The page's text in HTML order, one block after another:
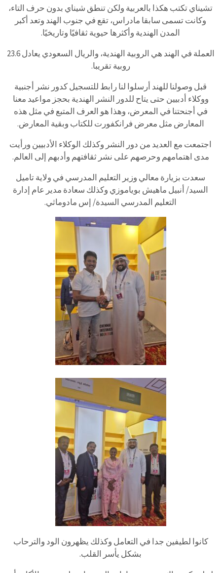
تشيناي تكتب هكذا بالعربية ولكن تنطق شيناي بدون حرف التاء،
وكانت تسمى سابقا مادراس، تقع في جنوب الهند وتعد أكبر
المدن الهندية وأكثرها حيوية ثقافيًا وتاريخيًا.
العملة في الهند هي الروبية الهندية، والريال السعودي يعادل 23.6
روبية تقريبا.
قبل وصولنا للهند أرسلوا لنا رابط للتسجيل كدور نشر أجنبية
ووكلاء أدبيين حتى يتاح للدور النشر الهندية بحجز مواعيد معنا
في أجنحتنا في المعرض، وهذا هو العرف المتبع في مثل هذه
المعارض مثل معرض فرانكفورت للكتاب وبقية المعارض.
اجتمعت مع العديد من دور النشر وكذلك الوكلاء الأدبيين ورأيت
مدى اهتمامهم وحرصهم على نشر ثقافتهم وأدبهم إلى العالم.
سعدت بزيارة معالي وزير التعليم المدرسي في ولاية تاميل
السيد/ أنبيل ماهيش بوياموزي وكذلك سعادة مدير عام إدارة
التعليم المدرسي السيدة/ إس مادوماثي.
كانوا لطيفين جدا في التعامل وكذلك يظهرون الود والترحاب
بشكل يأسر القلب.